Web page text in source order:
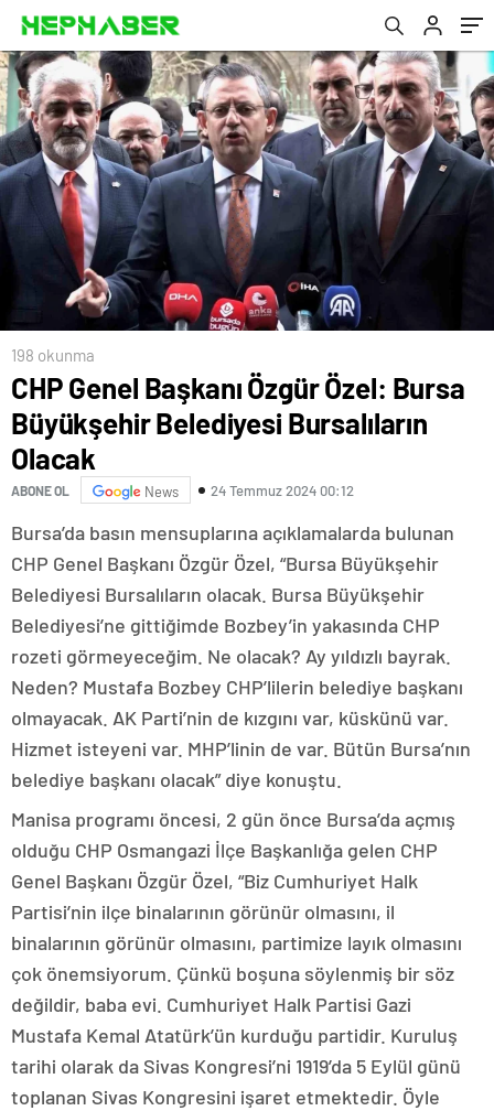
198 okunma
CHP Genel Başkanı Özgür Özel: Bursa
Büyükşehir Belediyesi Bursalıların
Olacak
ABONE OL News 24 Temmuz 2024 00:12
Bursa’da basın mensuplarına açıklamalarda bulunan
CHP Genel Başkanı Özgür Özel, “Bursa Büyükşehir
Belediyesi Bursalıların olacak. Bursa Büyükşehir
Belediyesi’ne gittiğimde Bozbey’in yakasında CHP
rozeti görmeyeceğim. Ne olacak? Ay yıldızlı bayrak.
Neden? Mustafa Bozbey CHP’lilerin belediye başkanı
olmayacak. AK Parti’nin de kızgını var, küskünü var.
Hizmet isteyeni var. MHP’linin de var. Bütün Bursa’nın
belediye başkanı olacak” diye konuştu.
Manisa programı öncesi, 2 gün önce Bursa’da açmış
olduğu CHP Osmangazi İlçe Başkanlığa gelen CHP
Genel Başkanı Özgür Özel, “Biz Cumhuriyet Halk
Partisi’nin ilçe binalarının görünür olmasını, il
binalarının görünür olmasını, partimize layık olmasını
çok önemsiyorum. Çünkü boşuna söylenmiş bir söz
değildir, baba evi. Cumhuriyet Halk Partisi Gazi
Mustafa Kemal Atatürk’ün kurduğu partidir. Kuruluş
tarihi olarak da Sivas Kongresi’ni 1919’da 5 Eylül günü
toplanan Sivas Kongresini işaret etmektedir. Öyle